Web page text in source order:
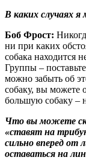
В каких случаях
Боб Фрост:
ни при каких
собака находится
Группы –
можно забыть об
собаку, вы можете
большую собаку –
Что вы можете
«ставят на
сильно вперед от
оставаться на